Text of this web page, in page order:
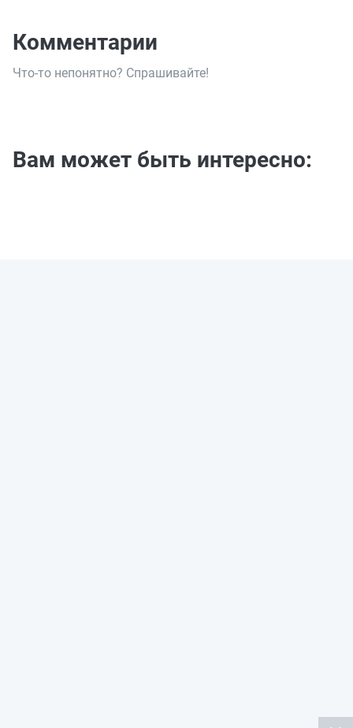
Комментарии
Что-то непонятно? Спрашивайте!
Вам может быть интересно: